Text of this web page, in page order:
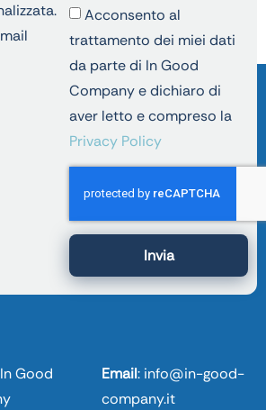
Acconsento al
trattamento dei miei dati
da parte di In Good
Company e dichiaro di
aver letto e compreso la
Privacy Policy
Invia
Good
Email: info@in-good-
company.it